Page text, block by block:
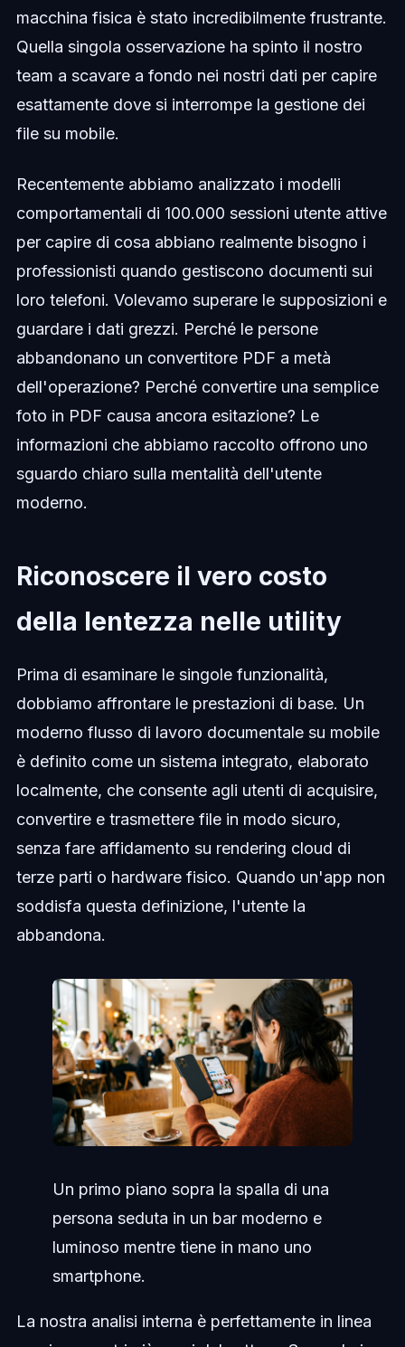
macchina fisica è stato incredibilmente frustrante.
Quella singola osservazione ha spinto il nostro
team a scavare a fondo nei nostri dati per capire
esattamente dove si interrompe la gestione dei
file su mobile.
Recentemente abbiamo analizzato i modelli
comportamentali di 100.000 sessioni utente attive
per capire di cosa abbiano realmente bisogno i
professionisti quando gestiscono documenti sui
loro telefoni. Volevamo superare le supposizioni e
guardare i dati grezzi. Perché le persone
abbandonano un convertitore PDF a metà
dell'operazione? Perché convertire una semplice
foto in PDF causa ancora esitazione? Le
informazioni che abbiamo raccolto offrono uno
sguardo chiaro sulla mentalità dell'utente
moderno.
Riconoscere il vero costo
della lentezza nelle utility
Prima di esaminare le singole funzionalità,
dobbiamo affrontare le prestazioni di base. Un
moderno flusso di lavoro documentale su mobile
è definito come un sistema integrato, elaborato
localmente, che consente agli utenti di acquisire,
convertire e trasmettere file in modo sicuro,
senza fare affidamento su rendering cloud di
terze parti o hardware fisico. Quando un'app non
soddisfa questa definizione, l'utente la
abbandona.
Un primo piano sopra la spalla di una
persona seduta in un bar moderno e
luminoso mentre tiene in mano uno
smartphone.
La nostra analisi interna è perfettamente in linea